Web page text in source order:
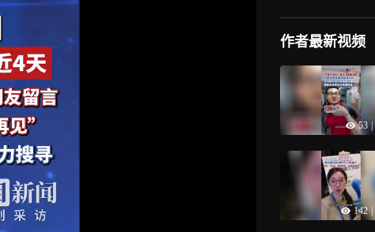
作者最新视频
53 |
142